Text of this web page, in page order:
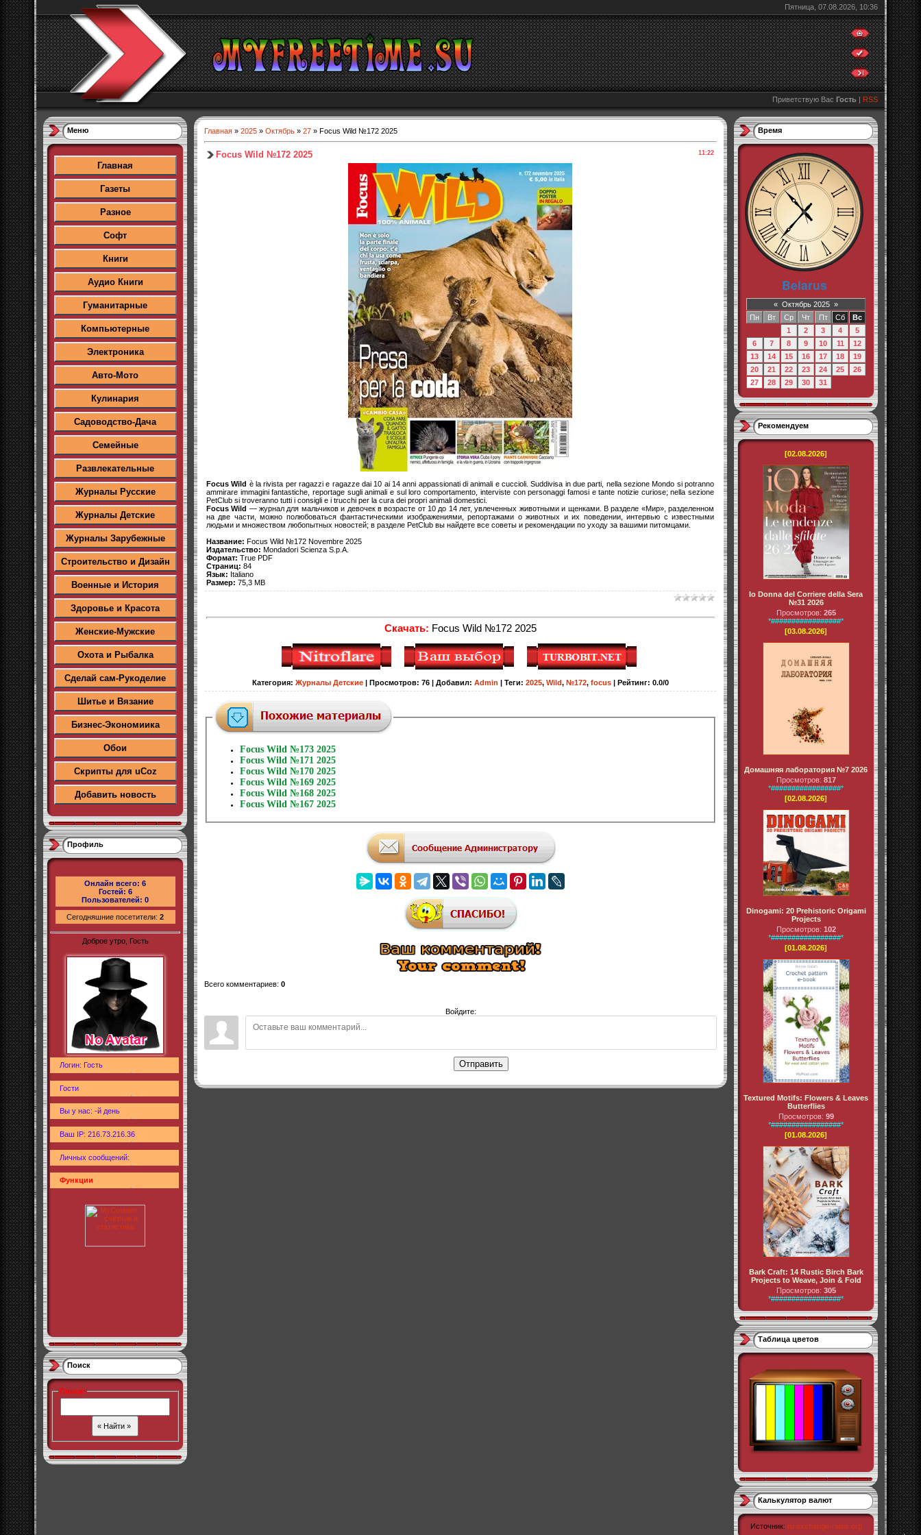
Пятница, 07.08.2026, 10:36
Приветствую Вас Гость | RSS
Меню
Главная
Газеты
Разное
Софт
Книги
Аудио Книги
Гуманитарные
Компьютерные
Электроника
Авто-Мото
Кулинария
Садоводство-Дача
Семейные
Развлекательные
Журналы Русские
Журналы Детские
Журналы Зарубежные
Строительство и Дизайн
Военные и История
Здоровье и Красота
Женские-Мужские
Охота и Рыбалка
Сделай сам-Рукоделие
Шитье и Вязание
Бизнес-Экономиика
Обои
Скрипты для uCoz
Добавить новость
Профиль
Онлайн всего: 6
Гостей: 6
Пользователей: 0
Сегодняшние посетители: 2
Доброе утро, Гость
Логин: Гость
Гости
Вы у нас: -й день
Ваш IP: 216.73.216.36
Личных сообщений:
Функции
Поиск
Поиск:
Главная » 2025 » Октябрь » 27 » Focus Wild №172 2025
11:22
Focus Wild №172 2025
Focus Wild è la rivista per ragazzi e ragazze dai 10 ai 14 anni appassionati di animali e cuccioli. Suddivisa in due parti, nella sezione Mondo si potranno
ammirare immagini fantastiche, reportage sugli animali e sul loro comportamento, interviste con personaggi famosi e tante notizie curiose; nella sezione
PetClub si troveranno tutti i consigli e i trucchi per la cura dei propri animali domestici.
Focus Wild — журнал для мальчиков и девочек в возрасте от 10 до 14 лет, увлеченных животными и щенками. В разделе «Мир», разделенном
на две части, можно полюбоваться фантастическими изображениями, репортажами о животных и их поведении, интервью с известными
людьми и множеством любопытных новостей; в разделе PetClub вы найдете все советы и рекомендации по уходу за вашими питомцами.
Название: Focus Wild №172 Novembre 2025
Издательство: Mondadori Scienza S.p.A.
Формат: True PDF
Страниц: 84
Язык: Italiano
Размер: 75,3 MB
Скачать: Focus Wild №172 2025
Категория: Журналы Детские Просмотров: 76 Добавил: Admin Теги: 2025, Wild, №172, focus Рейтинг: 0.0/0
Focus Wild №173 2025
Focus Wild №171 2025
Focus Wild №170 2025
Focus Wild №169 2025
Focus Wild №168 2025
Focus Wild №167 2025
Всего комментариев: 0
Войдите:
Отправить
Время
« Октябрь 2025 »
Пн
Вт Ср Чт Пт Сб
Вс
1
2 3 4
5
6
7 8 9 10 11
12
13
14 15 16 17 18
19
20
21 22 23 24 25
26
27
28 29 30 31
Рекомендуем
[02.08.2026]
Io Donna del Corriere della Sera
№31 2026
Просмотров: 265
*#################*
[03.08.2026]
Домашняя лаборатория №7 2026
Просмотров: 817
*#################*
[02.08.2026]
Dinogami: 20 Prehistoric Origami
Projects
Просмотров: 102
*#################*
[01.08.2026]
Textured Motifs: Flowers & Leaves
Butterflies
Просмотров: 99
*#################*
[01.08.2026]
Bark Craft: 14 Rustic Birch Bark
Projects to Weave, Join & Fold
Просмотров: 305
*#################*
Таблица цветов
Калькулятор валют
Источник: ru.exchange-rates.org